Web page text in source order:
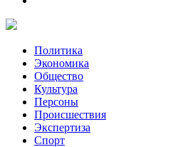
Политика
Экономика
Общество
Культура
Персоны
Происшествия
Экспертиза
Спорт